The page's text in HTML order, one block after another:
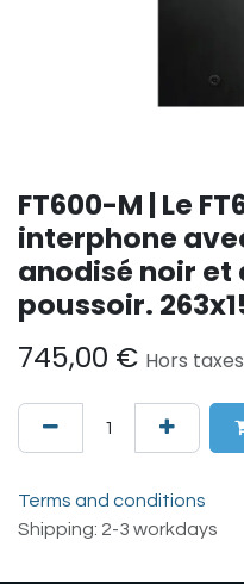
FT600-M | Le
interphone
anodisé noir
poussoir.
745,00 € Hors taxes
Terms and conditions
Shipping: 2-3 workdays